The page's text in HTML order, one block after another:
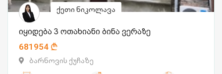
ქეთი ნიკოლავა
იყიდება 3 ოთახიანი ბინა ვერაზე
681954
ბარნოვის ქუჩაზე